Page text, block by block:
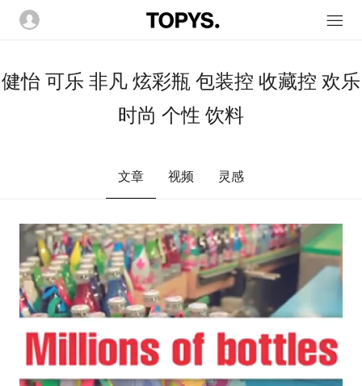
健怡 可乐 非凡 炫彩瓶 包装控 收藏控 欢乐
时尚 个性 饮料
文章 视频 灵感